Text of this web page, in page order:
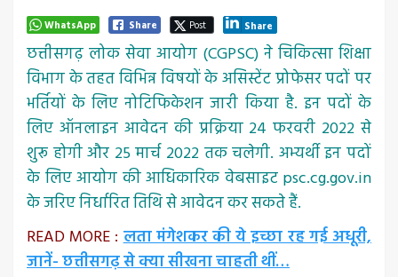
WhatsApp Share Post Share
छत्तीसगढ़ लोक सेवा आयोग (CGPSC) ने चिकित्सा शिक्षा
विभाग के तहत विभिन्न विषयों के असिस्टेंट प्रोफेसर पदों पर
भर्तियों के लिए नोटिफिकेशन जारी किया है. इन पदों के
लिए ऑनलाइन आवेदन की प्रक्रिया 24 फरवरी 2022 से
शुरू होगी और 25 मार्च 2022 तक चलेगी. अभ्यर्थी इन पदों
के लिए आयोग की आधिकारिक वेबसाइट psc.cg.gov.in
के जरिए निर्धारित तिथि से आवेदन कर सकते हैं.
READ MORE : लता मंगेशकर की ये इच्छा रह गई अधूरी,
जानें- छत्तीसगढ़ से क्या सीखना चाहती थीं…